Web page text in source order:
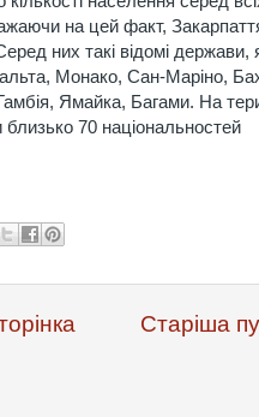
на цей факт,
них такі відомі
Монако, Сан-Маріно,
Ямайка, Багами. На
70 національностей
Старіша